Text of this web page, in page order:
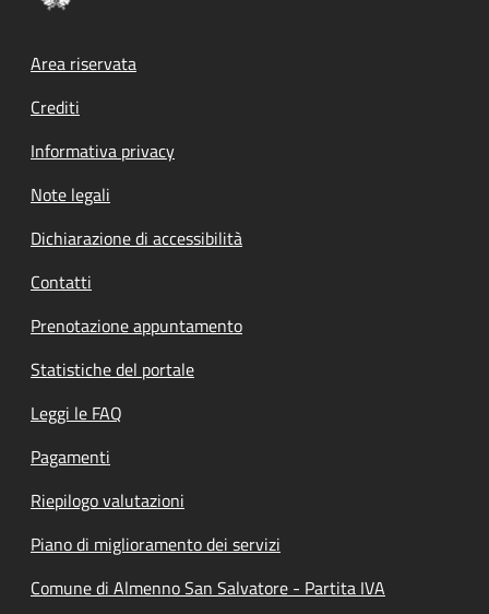
Footer menu
Area riservata
Crediti
Informativa privacy
Note legali
Dichiarazione di accessibilità
Contatti
Prenotazione appuntamento
Statistiche del portale
Leggi le FAQ
Pagamenti
Riepilogo valutazioni
Piano di miglioramento dei servizi
Comune di Almenno San Salvatore - Partita IVA